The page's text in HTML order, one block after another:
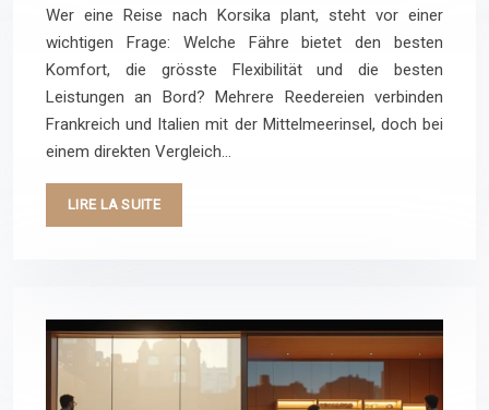
Wer eine Reise nach Korsika plant, steht vor einer
wichtigen Frage: Welche Fähre bietet den besten
Komfort, die grösste Flexibilität und die besten
Leistungen an Bord? Mehrere Reedereien verbinden
Frankreich und Italien mit der Mittelmeerinsel, doch bei
einem direkten Vergleich…
LIRE LA SUITE